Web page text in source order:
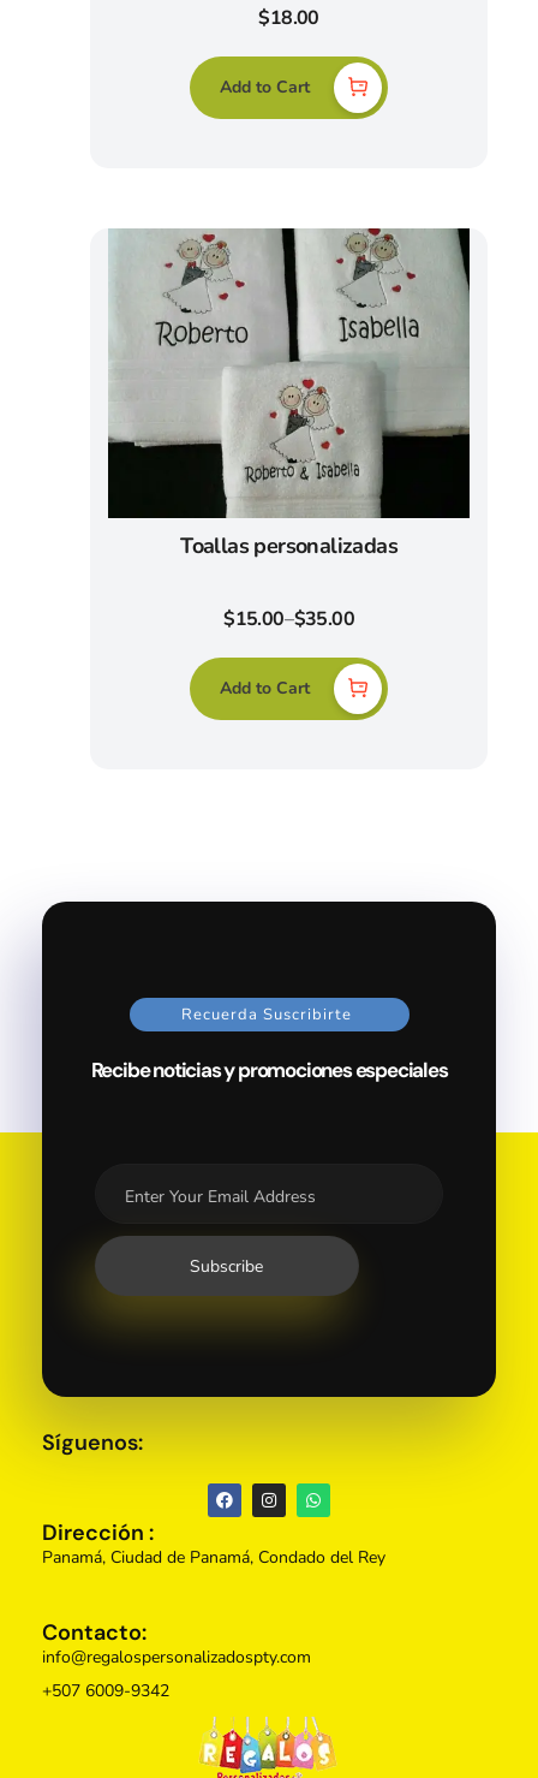
$18.00
Add to Cart
Toallas personalizadas
$15.00–$35.00
Add to Cart
Recuerda Suscribirte
Recibe noticias y promociones especiales
Contacto:
info@regalospersonalizadospty.com
+507 6009-9342
Dirección :
Panamá, Ciudad de Panamá, Condado del Rey
Síguenos: